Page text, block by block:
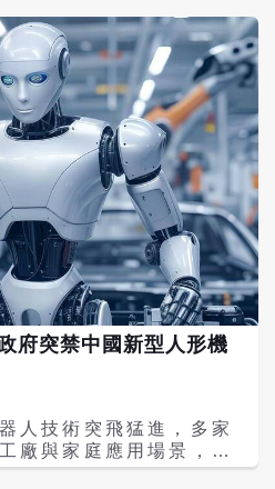
結構正在轉變。希普克
作多集中於鐵路、公
設，如今則逐漸轉向新
車、儲能及數位科技。
從傳統建材、機械設
。 另方面，中國
需要尋找新市場。由於
出關稅與貿易限制，中
興市場，而電力缺口龐
力的新戰場。 零關稅
除了新能源合
大。南非水果出口商
Uzair Essack）表示，
建交非洲國家零關稅措
酒、柑橘等產品進入中
非洲國家實施零關稅待
洲產品出口，同時促進
認為，此舉也有助於平
口遠高於進口的貿易結
）」、「邊緣
大型語言模型
。數發部長林宜敬於開
部正透過算力、資料與
推動軟體與 AI 產業生
了當前市場對 Edge AI
求。憑藉「開箱即用」
是製造業、金融業還是
項創新方案無痛跨越技
，搶先解鎖 AI 時代的
間，碳金國際與宏碁
了大批企業決策者、採
驗。現場實際演示 AI
分鐘內快速啟動，並在
安與成本效益的情況
智慧運算與企業級應
買氣與商務合作潛力。
展。 除了談論開
產業目前最大的挑戰已
憶體技術。隨著 AI 應
Agent）、推理及長上下
憶體（HBM）在資料儲
續提升。 他表示，
AI運算優勢，如今則朝
憶體的系統設計，因此
）、SK海力士（SK
Samsung
供應商穩定供貨。然
相當吃緊，一旦供應不
的出貨進度。 引用引
記憶體成為AI發展瓶
進至新階段，而非產業
平台、生態系與軟硬體
遍看好可望持續維持AI
a frontier AI
open and closed
by a global
CSIS）近日發布一份
業航太產業近年發展速
過去長期將注意力集中
載人登月計畫，可能低
在形成的新太空生態
指出，美國一直密切關
包括解放軍太空作戰能
球探測計畫，但「沒有
正在以驚人的速度和規
來太空競爭將不只是國
是商業能力、製造能力
力的競爭。 CSIS報
及時掌握中國商業航太
臨類似半導體供應鏈競
報告，
間資本開放航太領域，
、衛星及相關應用服
府突禁中國新型人形機
人技術突飛猛進，多家
廠與家庭應用場景，並
競爭力，遠超外界預